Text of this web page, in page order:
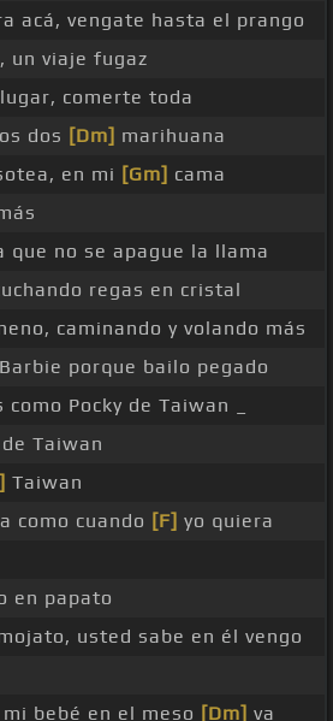
acá, vengate hasta el prango
un viaje fugaz
comerte toda
dos [Dm] marihuana
en mi [Gm] cama
que no se apague la llama
regas en cristal
caminando y volando más
porque bailo pegado
Pocky de Taiwan _
de Taiwan
Taiwan
como cuando [F] yo quiera
en papato
usted sabe en él vengo
bebé en el meso [Dm] va